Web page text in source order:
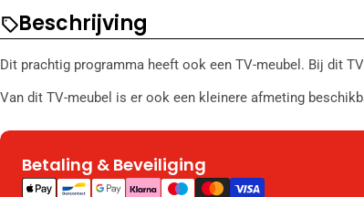
Beschrijving
Dit prachtig programma heeft ook een TV-meubel. Bij dit
Van dit TV-meubel is er ook een kleinere afmeting
Betaling & Beveiliging
Betaalmethodes